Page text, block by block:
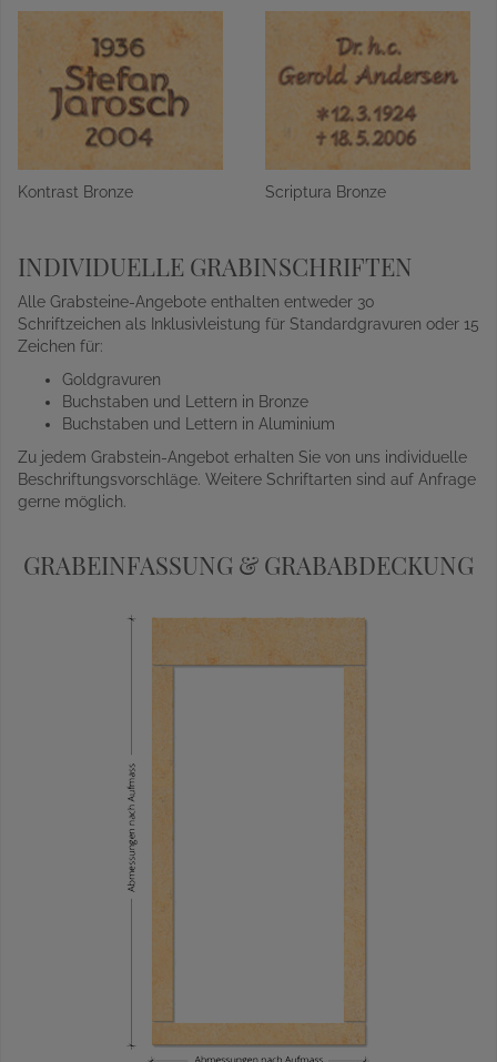
Kontrast Bronze Scriptura Bronze
INDIVIDUELLE GRABINSCHRIFTEN
Alle Grabsteine-Angebote enthalten entweder 30
Schriftzeichen als Inklusivleistung für Standardgravuren oder 15
Zeichen für:
Goldgravuren
Buchstaben und Lettern in Bronze
Buchstaben und Lettern in Aluminium
Zu jedem Grabstein-Angebot erhalten Sie von uns individuelle
Beschriftungsvorschläge. Weitere Schriftarten sind auf Anfrage
gerne möglich.
GRABEINFASSUNG & GRABABDECKUNG